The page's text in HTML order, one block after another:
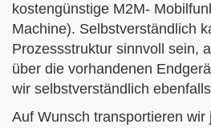
kostengünstige M2M-
Machine). Selbstverständlich
Prozessstruktur sinnvoll sein,
über die vorhandenen
wir selbstverständlich
Auf Wunsch transportieren wir